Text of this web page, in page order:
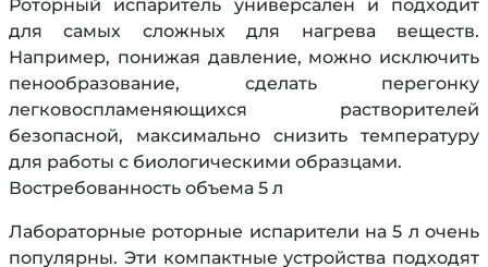
Роторный испаритель универсален и подходит
для самых сложных для нагрева веществ.
Например, понижая давление, можно исключить
пенообразование, сделать перегонку
легковоспламеняющихся растворителей
безопасной, максимально снизить температуру
для работы с биологическими образцами.
Востребованность объема 5 л
Лабораторные роторные испарители на 5 л очень
популярны. Эти компактные устройства подходят